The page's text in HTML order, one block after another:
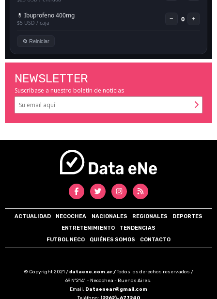
NEWSLETTER
Suscríbase a nuestro boletín de noticias
ACTUALIDAD NECOCHEA NACIONALES REGIONALES
DEPORTES
ENTRETENIMIENTO
TENDENCIAS
FUTBOL NECO
QUIÉNES SOMOS CONTACTO
© Copyright 2021 /dataene.com.ar /Todos los derechos reservados /
69 N°2141 - Necochea - Buenos Aires.
Email: Dataenear@gmail.com